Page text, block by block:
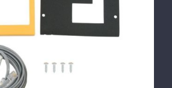
DETTAGLI